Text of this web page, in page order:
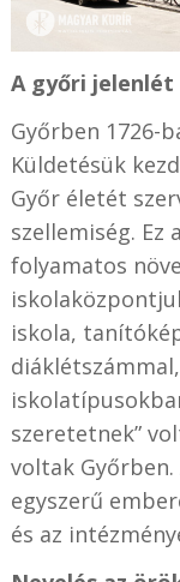
A győri jelenlét
Győrben 1726-
Küldetésük
Győr életét
szellemiség. Ez
folyamatos
iskola,
szeretetnek”
voltak
egyszerű
és az